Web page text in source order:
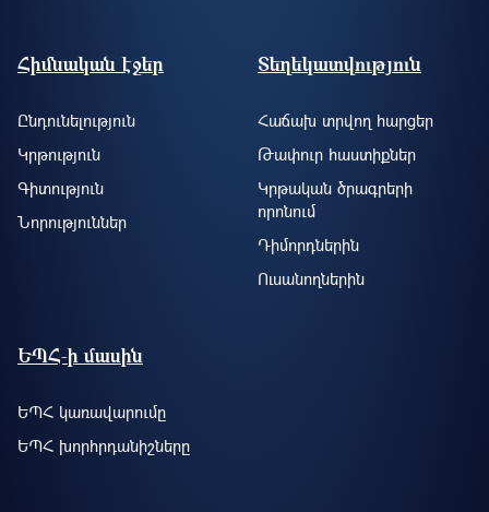
Footer site information
Հիմնական էջեր
Ընդունելություն
Կրթություն
Գիտություն
Նորություններ
Տեղեկատվություն
Հաճախ տրվող հարցեր
Թափուր հաստիքներ
Կրթական ծրագրերի
որոնում
Դիմորդներին
Ուսանողներին
ԵՊՀ-ի մասին
ԵՊՀ կառավարումը
ԵՊՀ խորհրդանիշները